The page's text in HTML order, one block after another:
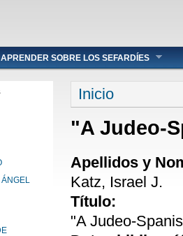
APRENDER SOBRE LOS SEFARDÍES
Se encuentra
Inicio
"A Judeo-
Apellidos y
Katz, Israel J.
Título:
"A Judeo-